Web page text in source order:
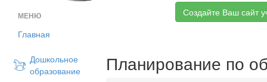
МЕНЮ
Главная
Дошкольное
образование
Создайте Ваш сайт
Планирование по